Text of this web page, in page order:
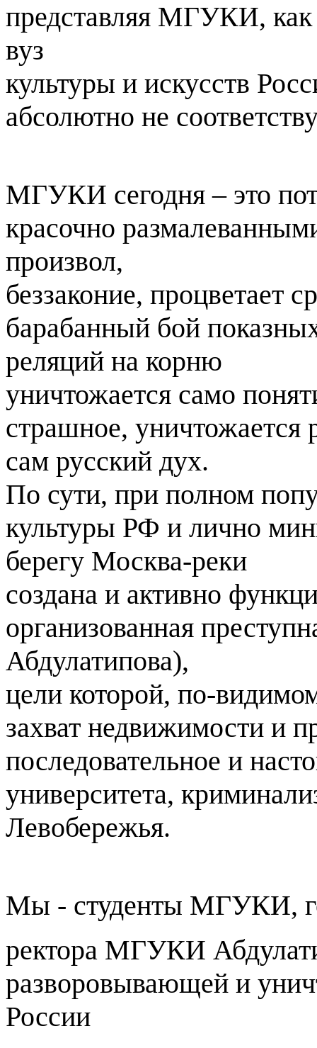
представляя МГУКИ,
вуз
культуры и искусств
абсолютно не
МГУКИ сегодня – это
красочно
произвол,
беззаконие, процветает
барабанный бой
реляций на корню
уничтожается само
страшное, уничтожается
сам русский дух.
По сути, при полном
культуры РФ и лично
берегу Москва-реки
создана и активно
организованная
Абдулатипова),
цели которой, по-
захват недвижимости и
последовательное и
университета,
Левобережья.
Мы - студенты МГУКИ,
ректора МГУКИ
разворовывающей и
России